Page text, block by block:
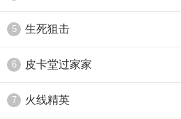
5 生死狙击
6 皮卡堂过家家
7 火线精英